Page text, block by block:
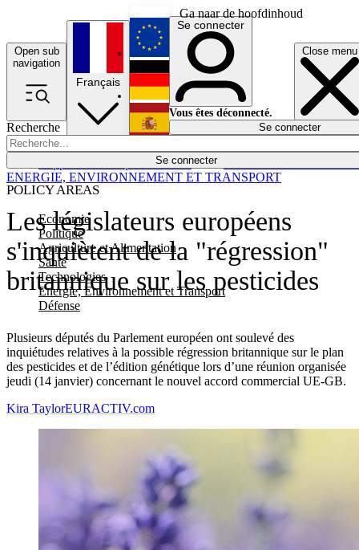
Ga naar de hoofdinhoud
Open sub
navigation
Close menu
Recherche
Se connecter
POLICY AREAS
Economie
Politique
Agriculture et Alimentation
Santé
Technologies
Energie, Environnement et Transport
Défense
Économie
Français
English
Deutsch
Español
Se connecter
Vous êtes déconnecté.
Se connecter
Les législateurs européens
s'inquiètent de la "régression"
britannique sur les pesticides
Plusieurs députés du Parlement européen ont soulevé des
inquiétudes relatives à la possible régression britannique sur le plan
des pesticides et de l’édition génétique lors d’une réunion organisée
jeudi (14 janvier) concernant le nouvel accord commercial UE-GB.
ENERGIE, ENVIRONNEMENT ET TRANSPORT
Kira TaylorEURACTIV.com